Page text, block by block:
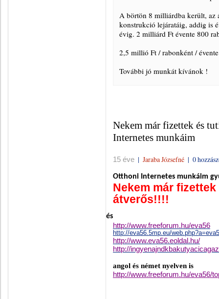
A börtön 8 milliárdba került, az
konstrukció lejáratáig, addig is
évig. 2 milliárd Ft évente 800
2,5 millió Ft / rabonként /
További jó munkát kívánok !
Nekem már fizettek és
Internetes munkáim
15 éve | Jaraba Józsefné | 0
Otthoni Internetes munkáim
Nekem már
átverős!!!!
és
http://www.freeforum.hu/eva56
http://eva56.5mp.eu/
http://www.eva56.eoldal.hu/
http://
angol és német nyelven is
http://www.freeforum.hu/eva56/